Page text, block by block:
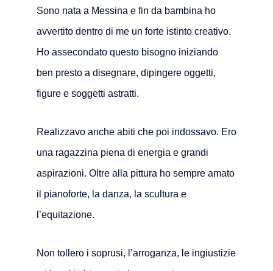
Sono nata a Messina e fin da bambina ho
avvertito dentro di me un forte istinto creativo.
Ho assecondato questo bisogno iniziando
ben presto a disegnare, dipingere oggetti,
figure e soggetti astratti.
Realizzavo anche abiti che poi indossavo. Ero
una ragazzina piena di energia e grandi
aspirazioni. Oltre alla pittura ho sempre amato
il pianoforte, la danza, la scultura e
l’equitazione.
Non tollero i soprusi, l’arroganza, le ingiustizie